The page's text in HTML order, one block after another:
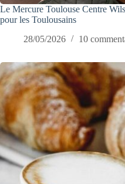
Le Mercure Toulouse Centre
pour les Toulousains
28/05/2026
10